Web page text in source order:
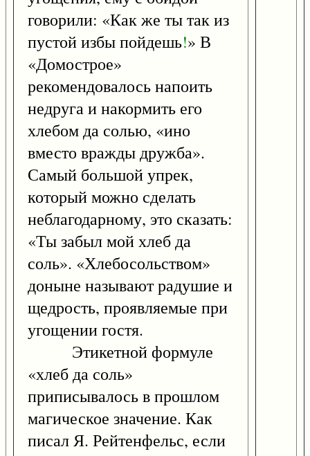
говорили: «Как же ты так из
пустой избы пойдешь!» В
«Домострое»
рекомендовалось напоить
недруга и накормить его
хлебом да солью, «ино
вместо вражды дружба».
Самый большой упрек,
который можно сделать
неблагодарному, это сказать:
«Ты забыл мой хлеб да
соль». «Хлебосольством»
доныне называют радушие и
щедрость, проявляемые при
угощении гостя.
Этикетной формуле
«хлеб да соль»
приписывалось в прошлом
магическое значение. Как
писал Я. Рейтенфельс, если